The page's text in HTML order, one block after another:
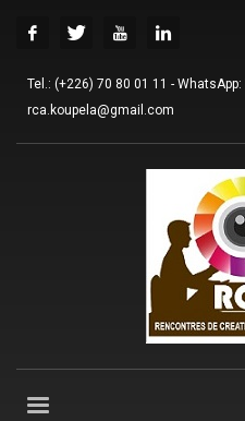
Tel.: (+226) 70 80 01 11 -
rca.koupela@gmail.com